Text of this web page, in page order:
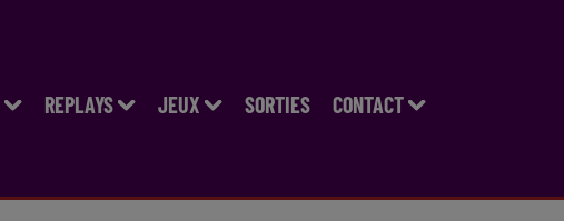
REPLAYS JEUX SORTIES CONTACT